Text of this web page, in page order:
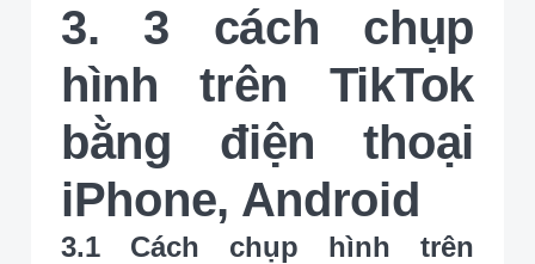
3. 3 cách chụp
hình trên TikTok
bằng điện thoại
iPhone, Android
3.1 Cách chụp hình trên